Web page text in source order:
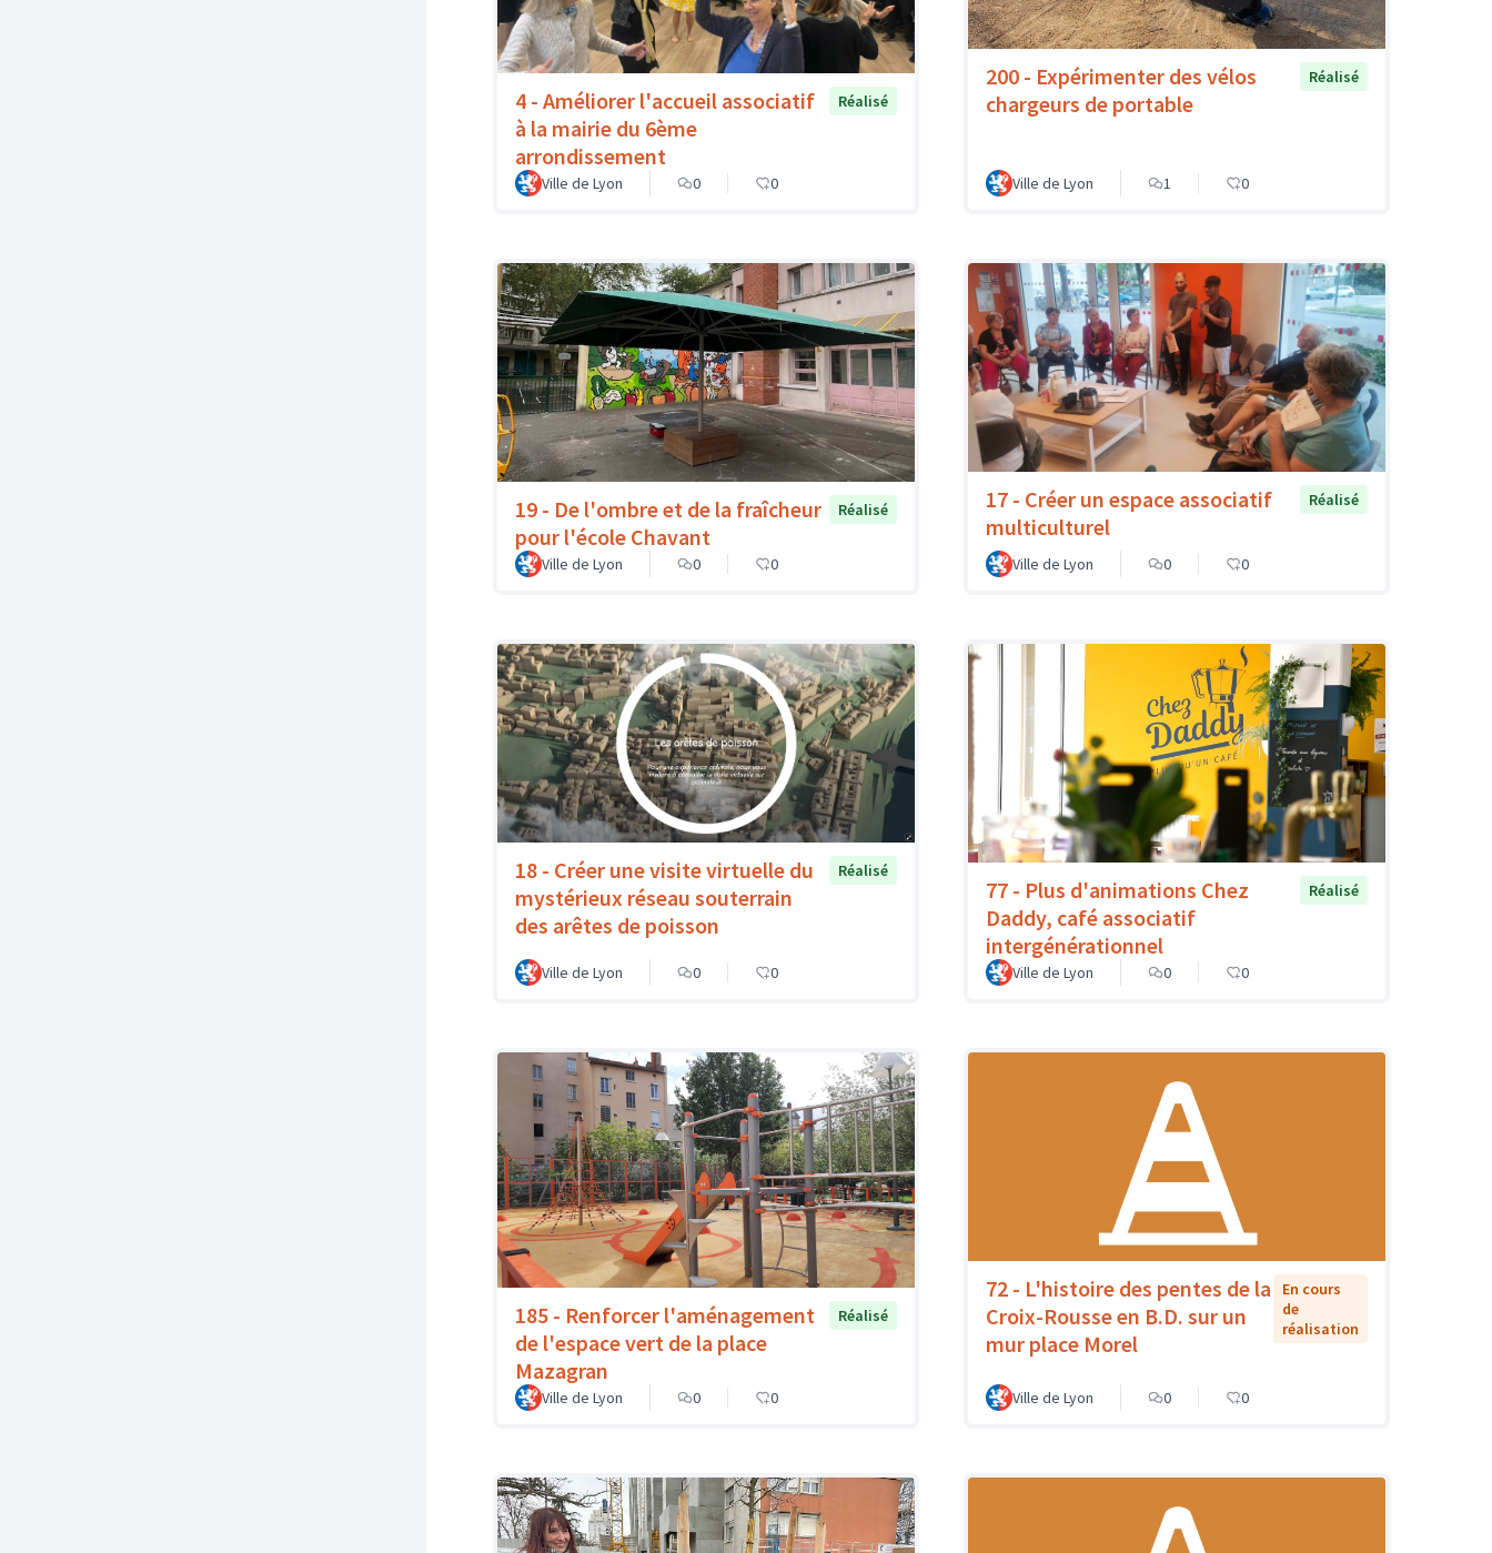
4 - Améliorer l'accueil associatif
à la mairie du 6ème
arrondissement
Réalisé
Ville de Lyon 0 0
200 - Expérimenter des vélos
chargeurs de portable
Réalisé
Ville de Lyon 1 0
19 - De l'ombre et de la fraîcheur
pour l'école Chavant
Réalisé
Ville de Lyon 0 0
17 - Créer un espace associatif
multiculturel
Réalisé
Ville de Lyon 0 0
18 - Créer une visite virtuelle du
mystérieux réseau souterrain
des arêtes de poisson
Réalisé
Ville de Lyon 0 0
77 - Plus d'animations Chez
Daddy, café associatif
intergénérationnel
Réalisé
Ville de Lyon 0 0
185 - Renforcer l'aménagement
de l'espace vert de la place
Mazagran
Réalisé
Ville de Lyon 0 0
72 - L'histoire des pentes de la
Croix-Rousse en B.D. sur un
mur place Morel
En cours
de
réalisation
Ville de Lyon 0 0